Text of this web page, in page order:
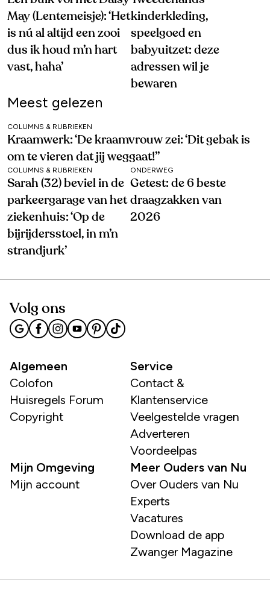
May (Lentemeisje): ‘Het
is nú al altijd een zooi
dus ik houd m’n hart
vast, haha’
kinderkleding,
speelgoed en
babyuitzet: deze
adressen wil je
bewaren
Meest gelezen
COLUMNS & RUBRIEKEN
Kraamwerk: ‘De kraamvrouw zei: ‘Dit gebak is
om te vieren dat jij weggaat!’’
COLUMNS & RUBRIEKEN
Sarah (32) beviel in de
parkeergarage van het
ziekenhuis: ‘Op de
bijrijdersstoel, in m’n
strandjurk’
ONDERWEG
Getest: de 6 beste
draagzakken van
2026
Volg ons
Algemeen
Colofon
Huisregels Forum
Copyright
Service
Contact &
Klantenservice
Veelgestelde vragen
Adverteren
Voordeelpas
Mijn Omgeving
Mijn account
Meer Ouders van Nu
Over Ouders van Nu
Experts
Vacatures
Download de app
Zwanger Magazine